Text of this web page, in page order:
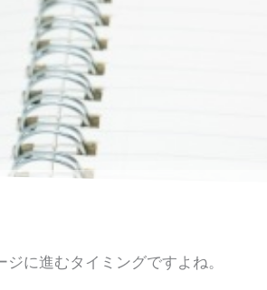
に進むタイミングですよね。